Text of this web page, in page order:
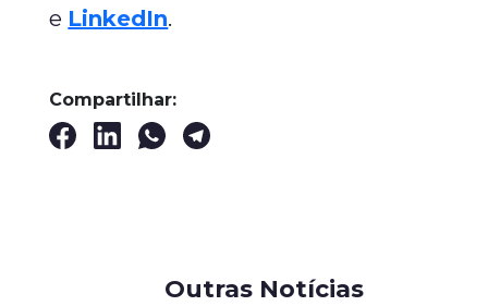
e LinkedIn.
Compartilhar:
Outras Notícias